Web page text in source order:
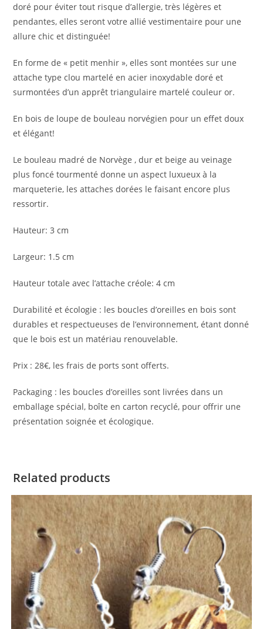
doré pour éviter tout risque d’allergie, très légères et
pendantes, elles seront votre allié vestimentaire pour une
allure chic et distinguée!
En forme de « petit menhir », elles sont montées sur une
attache type clou martelé en acier inoxydable doré et
surmontées d’un apprêt triangulaire martelé couleur or.
En bois de loupe de bouleau norvégien pour un effet doux
et élégant!
Le bouleau madré de Norvège , dur et beige au veinage
plus foncé tourmenté donne un aspect luxueux à la
marqueterie, les attaches dorées le faisant encore plus
ressortir.
Hauteur: 3 cm
Largeur: 1.5 cm
Hauteur totale avec l’attache créole: 4 cm
Durabilité et écologie : les boucles d’oreilles en bois sont
durables et respectueuses de l’environnement, étant donné
que le bois est un matériau renouvelable.
Prix : 28€, les frais de ports sont offerts.
Packaging : les boucles d’oreilles sont livrées dans un
emballage spécial, boîte en carton recyclé, pour offrir une
présentation soignée et écologique.
Related products